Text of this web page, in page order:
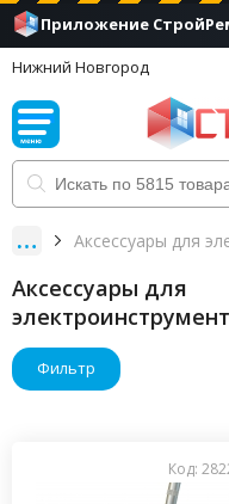
Приложение
Нижний Новгород
Аксессуары для
Аксессуары для
Фильтр
Код: